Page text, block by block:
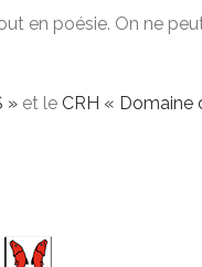
en poésie. On ne
»et le CRH « Domaine